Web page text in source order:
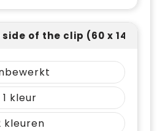
of the clip (60 x 14)
1